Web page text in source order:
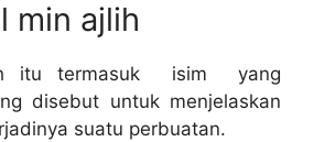
min ajlih
itu termasuk isim yang
disebut untuk menjelaskan
suatu perbuatan.